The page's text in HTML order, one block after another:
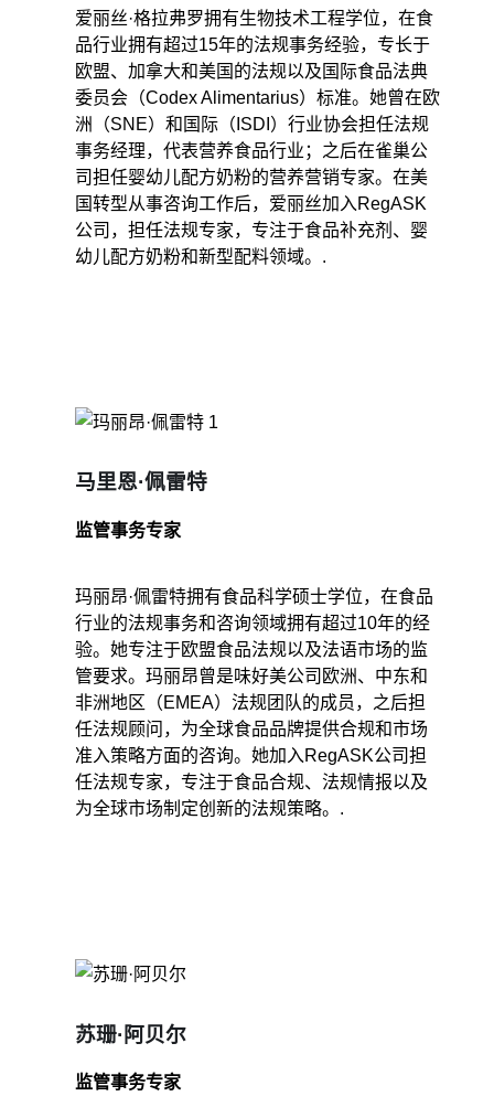
爱丽丝·格拉弗罗拥有生物技术工程学位，在食
品行业拥有超过15年的法规事务经验，专长于
欧盟、加拿大和美国的法规以及国际食品法典
委员会（Codex Alimentarius）标准。她曾在欧
洲（SNE）和国际（ISDI）行业协会担任法规
事务经理，代表营养食品行业；之后在雀巢公
司担任婴幼儿配方奶粉的营养营销专家。在美
国转型从事咨询工作后，爱丽丝加入RegASK
公司，担任法规专家，专注于食品补充剂、婴
幼儿配方奶粉和新型配料领域。.
马里恩·佩雷特
监管事务专家
玛丽昂·佩雷特拥有食品科学硕士学位，在食品
行业的法规事务和咨询领域拥有超过10年的经
验。她专注于欧盟食品法规以及法语市场的监
管要求。玛丽昂曾是味好美公司欧洲、中东和
非洲地区（EMEA）法规团队的成员，之后担
任法规顾问，为全球食品品牌提供合规和市场
准入策略方面的咨询。她加入RegASK公司担
任法规专家，专注于食品合规、法规情报以及
为全球市场制定创新的法规策略。.
苏珊·阿贝尔
监管事务专家